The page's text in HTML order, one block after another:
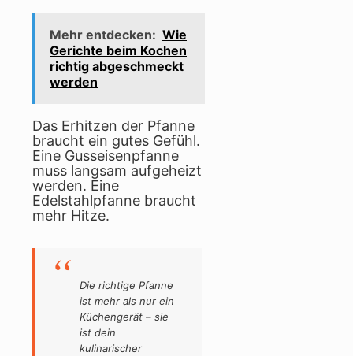
Mehr entdecken: Wie
Gerichte beim Kochen
richtig abgeschmeckt
werden
Das Erhitzen der Pfanne
braucht ein gutes Gefühl.
Eine Gusseisenpfanne
muss langsam aufgeheizt
werden. Eine
Edelstahlpfanne braucht
mehr Hitze.
Die richtige Pfanne
ist mehr als nur ein
Küchengerät – sie
ist dein
kulinarischer